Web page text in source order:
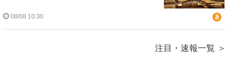
08/08 10:30
注目・速報一覧